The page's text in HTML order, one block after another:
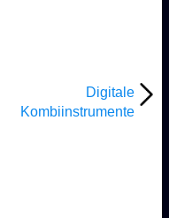
Digitale
Kombiinstrumente